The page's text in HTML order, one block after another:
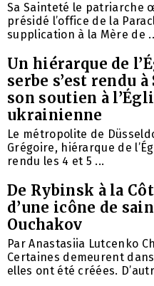
Sa Sainteté le patriarche
présidé l’office de la
supplication à la Mère de
Un hiérarque de
serbe s’est rendu
son soutien à
ukrainienne
Le métropolite de
Grégoire, hiérarque de
rendu les 4 et 5 ...
De Rybinsk à la
d’une icône de
Ouchakov
Par Anastasiia Lutcenko
Certaines demeurent
elles ont été créées.